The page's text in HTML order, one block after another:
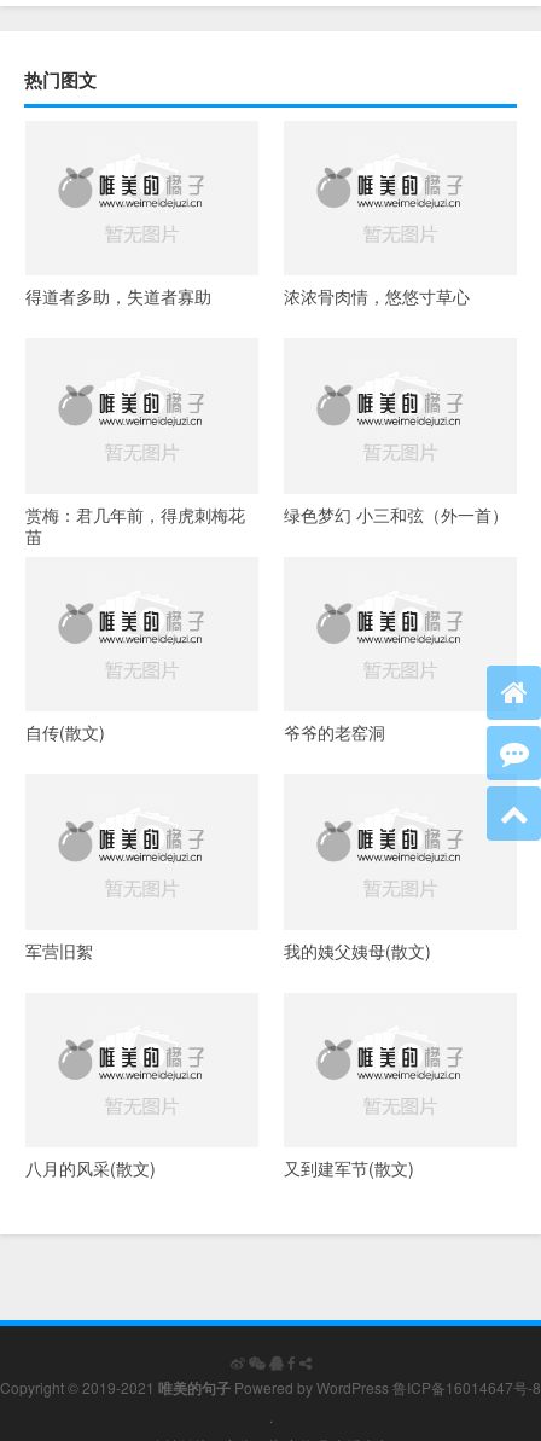
热门图文
得道者多助，失道者寡助 浓浓骨肉情，悠悠寸草心
赏梅：君几年前，得虎刺梅花
苗
绿色梦幻 小三和弦（外一首）
自传(散文) 爷爷的老窑洞
军营旧絮 我的姨父姨母(散文)
八月的风采(散文) 又到建军节(散文)
Copyright © 2019-2021 唯美的句子 Powered byWordPress鲁ICP备16014647号-8